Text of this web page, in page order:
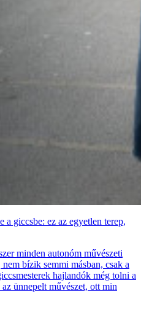
a giccsbe: ez az egyetlen terep,
minden autonóm művészeti
bízik semmi másban, csak a
hajlandók még tolni a
ünnepelt művészet, ott min